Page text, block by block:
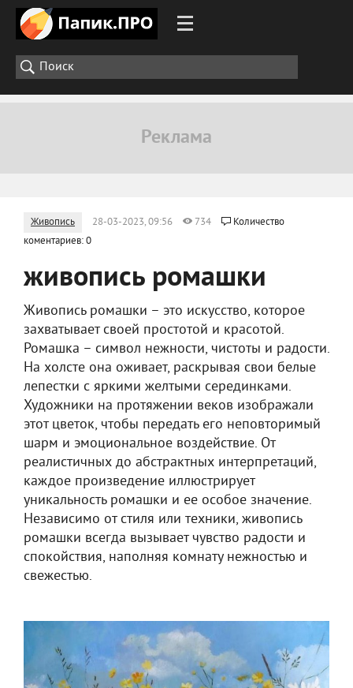
Живопись 28-03-2023, 09:56 734
Количество
коментариев: 0
живопись ромашки
Живопись ромашки – это искусство, которое
захватывает своей простотой и красотой.
Ромашка – символ нежности, чистоты и радости.
На холсте она оживает, раскрывая свои белые
лепестки с яркими желтыми серединками.
Художники на протяжении веков изображали
этот цветок, чтобы передать его неповторимый
шарм и эмоциональное воздействие. От
реалистичных до абстрактных интерпретаций,
каждое произведение иллюстрирует
уникальность ромашки и ее особое значение.
Независимо от стиля или техники, живопись
ромашки всегда вызывает чувство радости и
спокойствия, наполняя комнату нежностью и
свежестью.